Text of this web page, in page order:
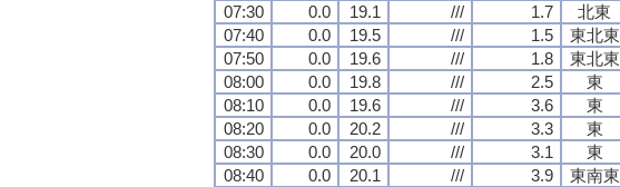
07:30
0.0 19.1 /// 1.7 北東
07:40
0.0 19.5 /// 1.5 東北東
07:50
0.0 19.6 /// 1.8 東北東
08:00
0.0 19.8 /// 2.5 東
08:10
0.0 19.6 /// 3.6 東
08:20
0.0 20.2 /// 3.3 東
08:30
0.0 20.0 /// 3.1 東
08:40
0.0 20.1 /// 3.9 東南東